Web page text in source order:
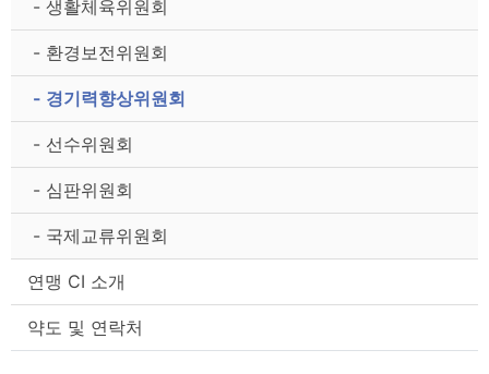
- 생활체육위원회
- 환경보전위원회
- 경기력향상위원회
- 선수위원회
- 심판위원회
- 국제교류위원회
연맹 CI 소개
약도 및 연락처